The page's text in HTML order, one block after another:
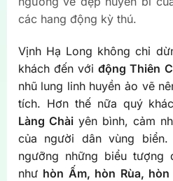
các hang động kỳ thú.
Vịnh Hạ Long không chỉ
khách đến vớiđộng Thiên
nhũ lung linh huyền ảo vẽ
tích. Hơn thế nữa quý
Làng Chàiyên bình, cảm
của người dân vùng
ngưỡng những biểu tượng
như hòn Ấm, hòn Rùa,